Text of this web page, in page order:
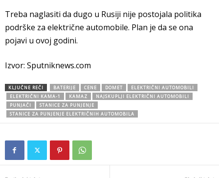
Treba naglasiti da dugo u Rusiji nije postojala politika
podrške za električne automobile. Plan je da se ona
pojavi u ovoj godini.
Izvor: Sputniknews.com
KLJUČNE REČI BATERIJE CENE DOMET
ELEKTRIČNI AUTOMOBILI
ELEKTRIČNI KAMA-1
KAMAZ
NAJSKUPLJI ELEKTRIČNI AUTOMOBILI
PUNJAČI
STANICE ZA PUNJENJE
STANICE ZA PUNJENJE ELEKTRIČNIH AUTOMOBILA